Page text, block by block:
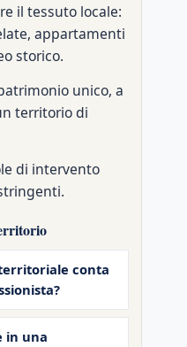
il tessuto locale:
appartamenti
storico.
unico, a
territorio di
di intervento
conta
in una